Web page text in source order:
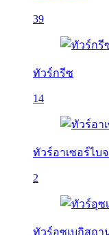
39
ทัวร์กรีซ
14
ทัวร์อาเซอร์ไบ
2
ทัวร์อุซเบกิสถา